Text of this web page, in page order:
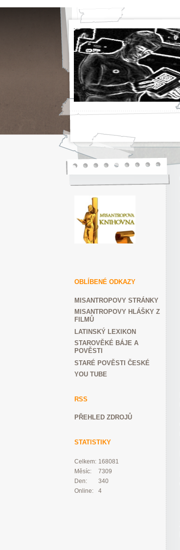
OBLÍBENÉ ODKAZY
MISANTROPOVY STRÁNKY
MISANTROPOVY HLÁŠKY Z
FILMŮ
LATINSKÝ LEXIKON
STAROVĚKÉ BÁJE A
POVĚSTI
STARÉ POVĚSTI ČESKÉ
YOU TUBE
RSS
PŘEHLED ZDROJŮ
STATISTIKY
Online: 4
Celkem: 168081
Měsíc:
7309
Den:
340